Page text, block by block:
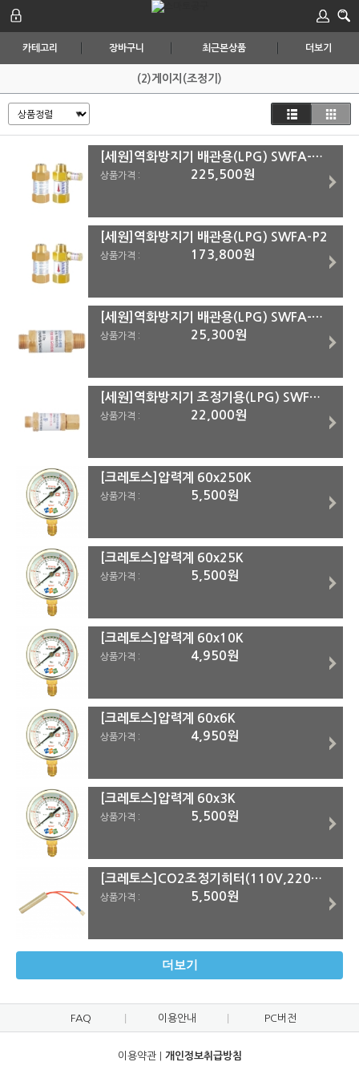
카테고리 장바구니 최근본상품 더보기
(2)게이지(조정기)
[세원]역화방지기 배관용(LPG) SWFA-P1-1
상품가격 : 225,500원
[세원]역화방지기 배관용(LPG) SWFA-P2
상품가격 : 173,800원
[세원]역화방지기 배관용(LPG) SWFA-M2(15A)
상품가격 : 25,300원
[세원]역화방지기 조정기용(LPG) SWFA-R2
상품가격 : 22,000원
[크레토스]압력계 60x250K
상품가격 : 5,500원
[크레토스]압력계 60x25K
상품가격 : 5,500원
[크레토스]압력계 60x10K
상품가격 : 4,950원
[크레토스]압력계 60x6K
상품가격 : 4,950원
[크레토스]압력계 60x3K
상품가격 : 5,500원
[크레토스]CO2조정기히터(110V,220V) 220V
상품가격 : 5,500원
더보기
FAQ 이용안내 PC버전
이용약관| 개인정보취급방침